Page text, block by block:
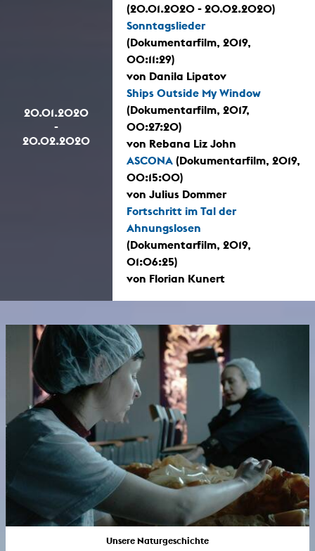
20.01.2020
-
20.02.2020
(20.01.2020 - 20.02.2020)
Sonntagslieder
(Dokumentarfilm, 2019,
00:11:29)
von Danila Lipatov
Ships Outside My Window
(Dokumentarfilm, 2017,
00:27:20)
von Rebana Liz John
ASCONA (Dokumentarfilm, 2019,
00:15:00)
von Julius Dommer
Fortschritt im Tal der
Ahnungslosen
(Dokumentarfilm, 2019,
01:06:25)
von Florian Kunert
Unsere Naturgeschichte